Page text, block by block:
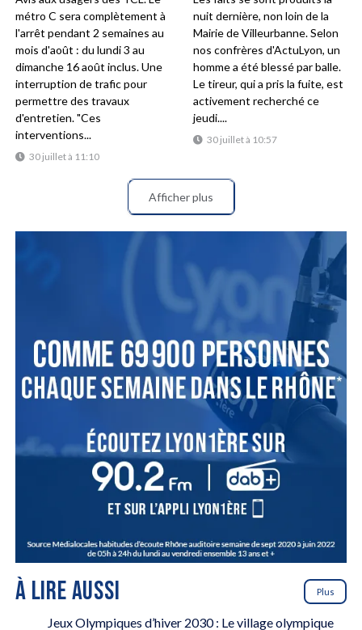
30 juillet à 11:10
métro C sera complètement à
l'arrêt pendant 2 semaines au
mois d'août : du lundi 3 au
dimanche 16 août inclus. Une
interruption de trafic pour
permettre des travaux
d'entretien. "Ces
interventions...
30 juillet à 10:57
nuit dernière, non loin de la
Mairie de Villeurbanne. Selon
nos confrères d'ActuLyon, un
homme a été blessé par balle.
Le tireur, qui a pris la fuite, est
activement recherché ce
jeudi....
Afficher plus
À LIRE AUSSI Plus
Jeux Olympiques d’hiver 2030 : Le village olympique